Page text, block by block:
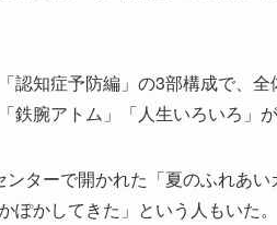
認知症予防編」の3部構成で、
腕アトム」「人生いろいろ」が
ターで開かれた「夏のふれあ
ぽかしてきた」という人もいた